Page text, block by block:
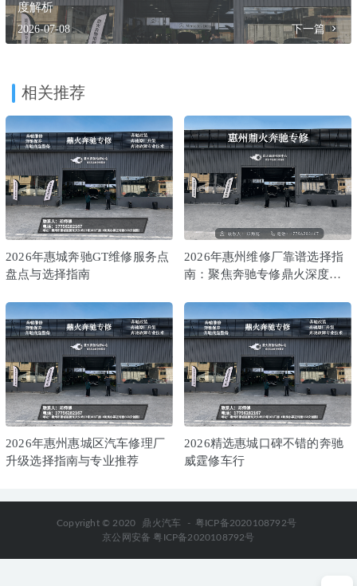
度解析
2026-07-08 下一篇
相关推荐
2026年惠城奔驰GT维修服务点
盘点与选择指南
2026年惠州维修厂靠谱选择指
南：聚焦奔驰专修鼎火深度解
2026年惠州惠城区汽车修理厂
升级选择指南与专业推荐
2026精选惠城口碑不错的奔驰
威霆修车行
Copyright © 2020 鼎火汽车 - 粤ICP备2020108792号
京公网安备 粤ICP备2020108792号